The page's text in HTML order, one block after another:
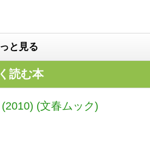
と見る
読む本
(文春ムック)